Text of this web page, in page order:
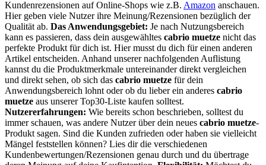
Kundenrezensionen auf Online-Shops wie z.B. Amazon anschauen.
Hier geben viele Nutzer ihre Meinung/Rezensionen bezüglich der
Qualität ab. Das Anwendungsgebiet: Je nach Nutzungsbereich
kann es passieren, dass dein ausgewähltes cabrio muetze nicht das
perfekte Produkt für dich ist. Hier musst du dich für einen anderen
Artikel entscheiden. Anhand unserer nachfolgenden Auflistung
kannst du die Produktmerkmale untereinander direkt vergleichen
und direkt sehen, ob sich das cabrio muetze für dein
Anwendungsbereich lohnt oder ob du lieber ein anderes cabrio
muetze aus unserer Top30-Liste kaufen solltest.
Nutzererfahrungen: Wie bereits schon beschrieben, solltest du
immer schauen, was andere Nutzer über dein neues cabrio muetze-
Produkt sagen. Sind die Kunden zufrieden oder haben sie vielleicht
Mängel feststellen können? Lies dir die verschiedenen
Kundenbewertungen/Rezensionen genau durch und du übertrage